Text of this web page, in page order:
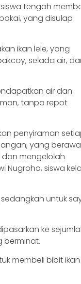
tengah
yang disulap
ikan lele, yang
selada air,
air dan
tanpa repot
penyiraman
yang
dan mengelolah
Nugroho, siswa
untuk
ke
berminat.
membeli bibit